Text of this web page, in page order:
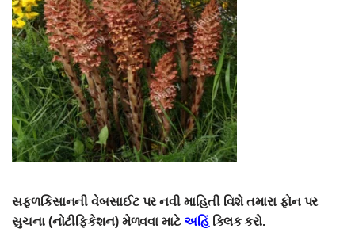
સફ્ળકિસાનની વેબસાઈટ પર નવી માહિતી વિશે તમારા ફોન પર
સુચના (નોટીફિકેશન) મેળવવા માટેઅહિંક્લિક કરો.